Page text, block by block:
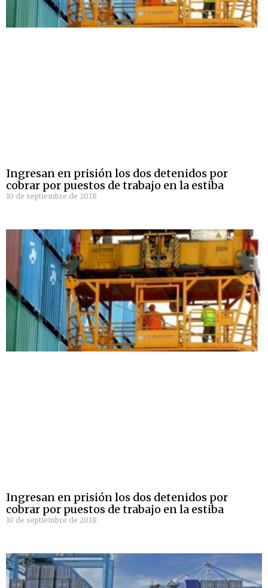
Ingresan en prisión los dos detenidos por
cobrar por puestos de trabajo en la estiba
10 de septiembre de 2018
Ingresan en prisión los dos detenidos por
cobrar por puestos de trabajo en la estiba
10 de septiembre de 2018